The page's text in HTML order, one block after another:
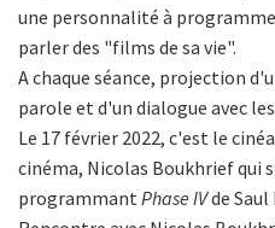
une personnalité à
parler des "films de sa vie".
A chaque séance, projection
parole et d'un dialogue avec
Le 17 février 2022, c'est le
cinéma, Nicolas Boukhrief qui
programmantPhase IVde Saul